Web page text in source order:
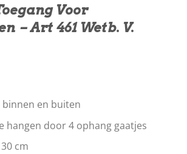
Voor
– Art 461 Wetb. V.
en buiten
hangen door 4 ophang gaatjes
cm